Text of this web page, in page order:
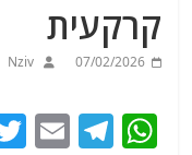
קרקעית
07/02/2026
Nziv
W
T
E